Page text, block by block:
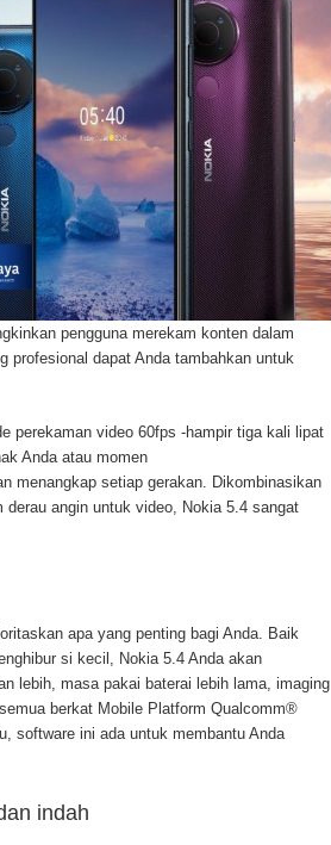
pengguna merekam konten dalam
profesional dapat Anda tambahkan untuk
perekaman video 60fps -hampir tiga kali lipat
Anda atau momen
menangkap setiap gerakan. Dikombinasikan
angin untuk video, Nokia 5.4 sangat
apa yang penting bagi Anda. Baik
si kecil, Nokia 5.4 Anda akan
lebih, masa pakai baterai lebih lama, imaging
berkat Mobile Platform Qualcomm®
software ini ada untuk membantu Anda
indah